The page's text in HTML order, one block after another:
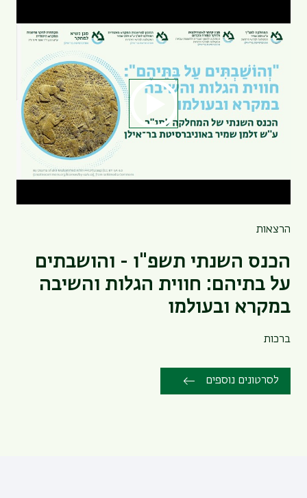
הרצאות
הכנס השנתי תשפ"ו - והושבתים
על בתיהם: חווית הגלות והשיבה
במקרא ובעולמו
ברכות
לסרטונים נוספים